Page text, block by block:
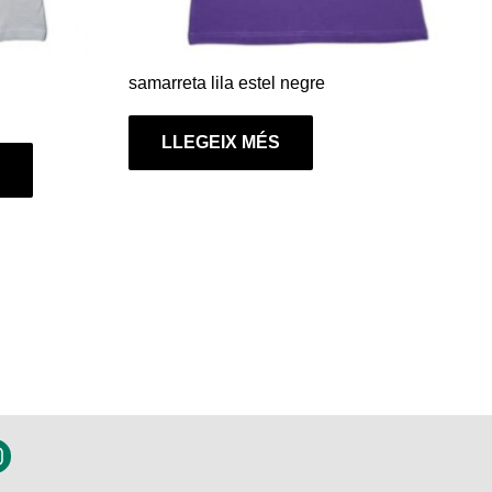
producte
samarreta lila estel negre
LLEGEIX MÉS